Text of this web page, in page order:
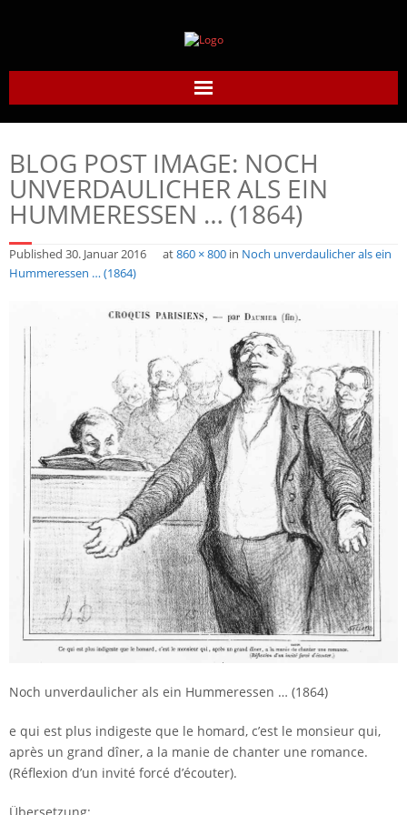
Home
Daumier-Gesellschaft
Honoré Daumier
Werke
Links
BLOG POST IMAGE: NOCH
UNVERDAULICHER ALS EIN
HUMMERESSEN … (1864)
Published 30. Januar 2016 at860 × 800 in Noch unverdaulicher als ein
Hummeressen … (1864)
Noch unverdaulicher als ein Hummeressen … (1864)
e qui est plus indigeste que le homard, c’est le monsieur qui,
après un grand dîner, a la manie de chanter une romance.
(Réflexion d’un invité forcé d’écouter).